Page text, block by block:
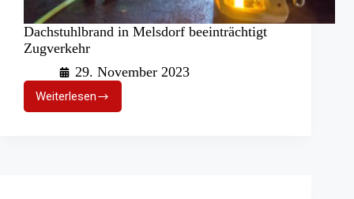
Dachstuhlbrand in Melsdorf beeinträchtigt
Zugverkehr
29. November 2023
WeiterlesenDachstuhlbrand
in